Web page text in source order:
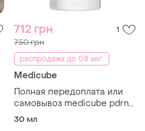
712 грн 1
750 грн
распродажа до 08 авг.
Medicube
Полная передоплата или
самовывоз medicube pdrn
collagen glow jelly serum
30 мл